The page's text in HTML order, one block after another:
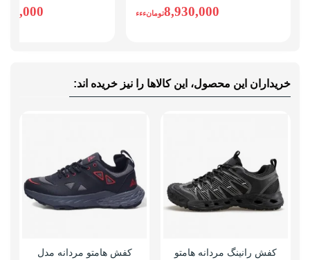
8,930,000تومانءءء
خریداران این محصول، این کالاها را نیز خریده اند:
کفش رانینگ مردانه هامتو
کفش هامتو مردانه مدل